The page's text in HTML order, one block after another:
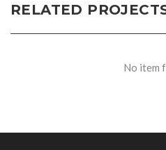
RELATED
No item